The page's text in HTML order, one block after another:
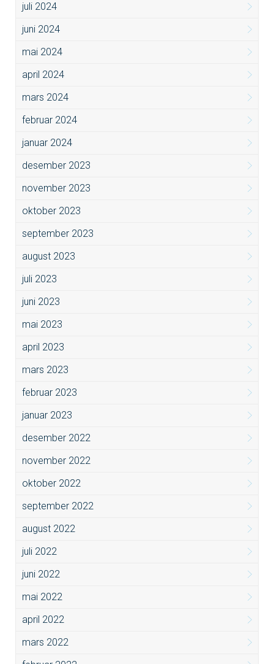
juli 2024
juni 2024
mai 2024
april 2024
mars 2024
februar 2024
januar 2024
desember 2023
november 2023
oktober 2023
september 2023
august 2023
juli 2023
juni 2023
mai 2023
april 2023
mars 2023
februar 2023
januar 2023
desember 2022
november 2022
oktober 2022
september 2022
august 2022
juli 2022
juni 2022
mai 2022
april 2022
mars 2022